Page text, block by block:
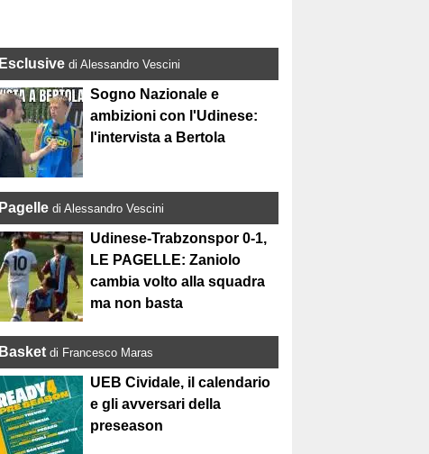
Esclusive di Alessandro Vescini
Sogno Nazionale e
ambizioni con l'Udinese:
l'intervista a Bertola
Pagelle di Alessandro Vescini
Udinese-Trabzonspor 0-1,
LE PAGELLE: Zaniolo
cambia volto alla squadra
ma non basta
Basket di Francesco Maras
UEB Cividale, il calendario
e gli avversari della
preseason